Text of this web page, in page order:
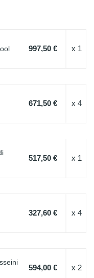
997,50 € x 1
671,50 € x 4
517,50 € x 1
327,60 € x 4
594,00 € x 2